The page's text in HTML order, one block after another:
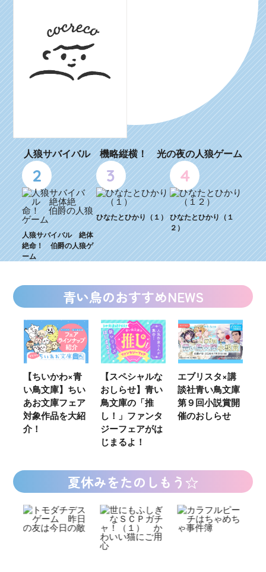
人狼サバイバル 機略縦横！ 光の夜の人狼ゲーム
2
人狼サバイバル 絶体
絶命！ 伯爵の人狼ゲ
ーム
3
ひなたとひかり（１）
4
ひなたとひかり（１
２）
青い鳥のおすすめNEWS
【ちいかわ×青
い鳥文庫】ちい
あお文庫フェア
対象作品を大紹
介！
【スペシャルな
おしらせ】青い
鳥文庫の「推
し！」ファンタ
ジーフェアがは
じまるよ！
エブリスタ×講
談社青い鳥文庫
第９回小説賞開
催のおしらせ
夏休みをたのしもう☆